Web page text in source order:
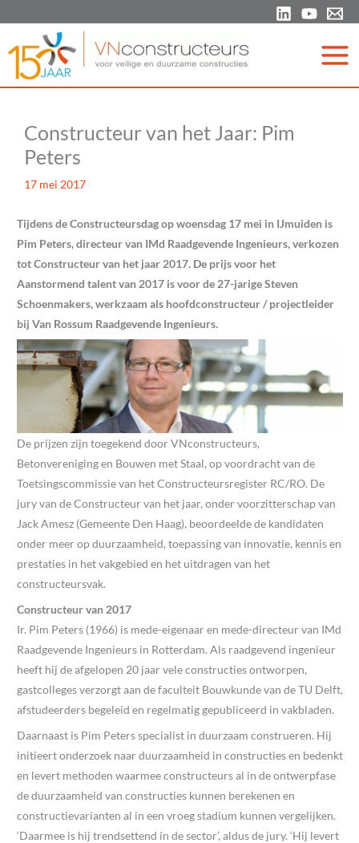
de
inhoud
Constructeur van het Jaar: Pim
Peters
17 mei 2017
Tijdens de Constructeursdag op woensdag 17 mei in IJmuiden is
Pim Peters, directeur van IMd Raadgevende Ingenieurs, verkozen
tot Constructeur van het jaar 2017. De prijs voor het
Aanstormend talent van 2017 is voor de 27-jarige Steven
Schoenmakers, werkzaam als hoofdconstructeur / projectleider
bij Van Rossum Raadgevende Ingenieurs.
De prijzen zijn toegekend door VNconstructeurs,
Betonvereniging en Bouwen met Staal, op voordracht van de
Toetsingscommissie van het Constructeursregister RC/RO. De
jury van de Constructeur van het jaar, onder voorzitterschap van
Jack Amesz (Gemeente Den Haag), beoordeelde de kandidaten
onder meer op duurzaamheid, toepassing van innovatie, kennis en
prestaties in het vakgebied en het uitdragen van het
constructeursvak.
Constructeur van 2017
Ir. Pim Peters (1966) is mede-eigenaar en mede-directeur van IMd
Raadgevende Ingenieurs in Rotterdam. Als raadgevend ingenieur
heeft hij de afgelopen 20 jaar vele constructies ontworpen,
gastcolleges verzorgt aan de faculteit Bouwkunde van de TU Delft,
afstudeerders begeleid en regelmatig gepubliceerd in vakbladen.
Daarnaast is Pim Peters specialist in duurzaam construeren. Hij
initieert onderzoek naar duurzaamheid in constructies en bedenkt
en levert methoden waarmee constructeurs al in de ontwerpfase
de duurzaamheid van constructies kunnen berekenen en
constructievarianten al in een vroeg stadium kunnen vergelijken.
‘Daarmee is hij trendsettend in de sector’, aldus de jury. ‘Hij levert